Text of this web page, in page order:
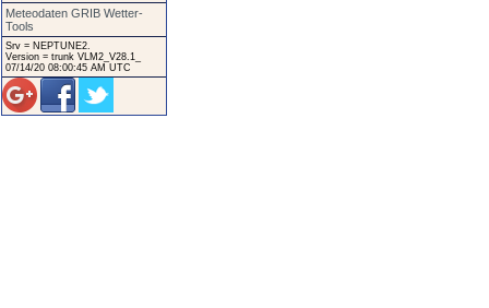
Meteodaten GRIB Wetter-
Tools
Srv = NEPTUNE2.
Version = trunk VLM2_V28.1_
07/14/20 08:00:45 AM UTC